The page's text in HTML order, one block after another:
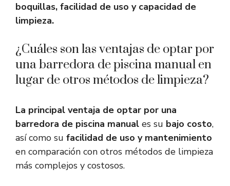
boquillas, facilidad de uso y capacidad de
limpieza.
¿Cuáles son las ventajas de optar por
una barredora de piscina manual en
lugar de otros métodos de limpieza?
La principal ventaja de optar por una
barredora de piscina manual es su bajo costo,
así como su facilidad de uso y mantenimiento
en comparación con otros métodos de limpieza
más complejos y costosos.